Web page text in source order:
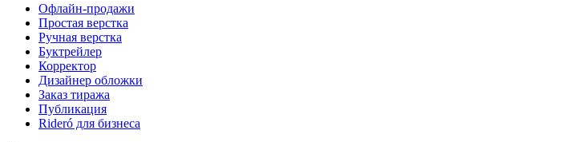
Офлайн-продажи
Простая верстка
Ручная верстка
Буктрейлер
Корректор
Дизайнер обложки
Заказ тиража
Публикация
Rideró для бизнеса